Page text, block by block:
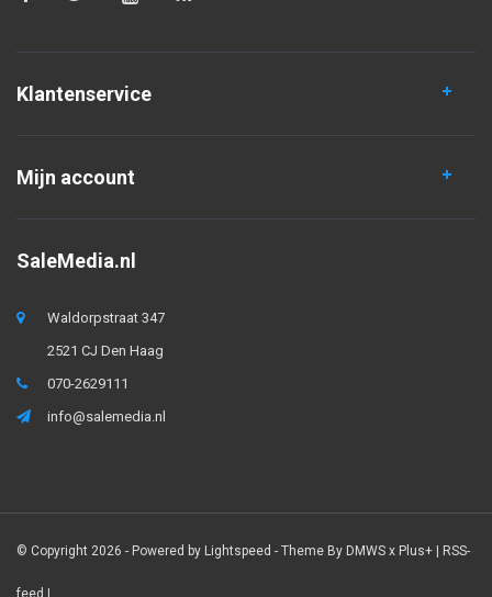
Klantenservice
Mijn account
SaleMedia.nl
Waldorpstraat 347
2521 CJ Den Haag
070-2629111
info@salemedia.nl
© Copyright 2026 - Powered by Lightspeed - Theme By DMWS x Plus+ | RSS-
feed |